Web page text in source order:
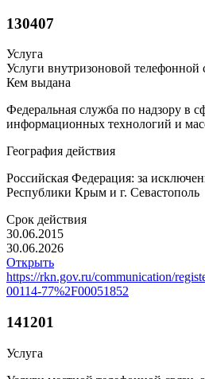
130407
Услуга
Услуги внутризоновой телефонной
Кем выдана
Федеральная служба по надзору в
информационных технологий и
География действия
Российская Федерация: за
Республики Крым и г. Севастополь
Срок действия
30.06.2015
30.06.2026
Открыть
https://rkn.gov.ru/communication/
00114-77%2F00051852
141201
Услуга